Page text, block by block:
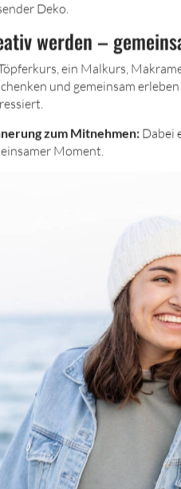
Deko.
werden –
ein Malkurs,
und gemeinsam
zum Mitnehmen: Dabei
Moment.